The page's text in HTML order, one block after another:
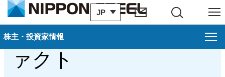
JP
サイト内検索 メニュー
株主・投資家情報
株主・投資家情報
アディショナル・フ
ァクト